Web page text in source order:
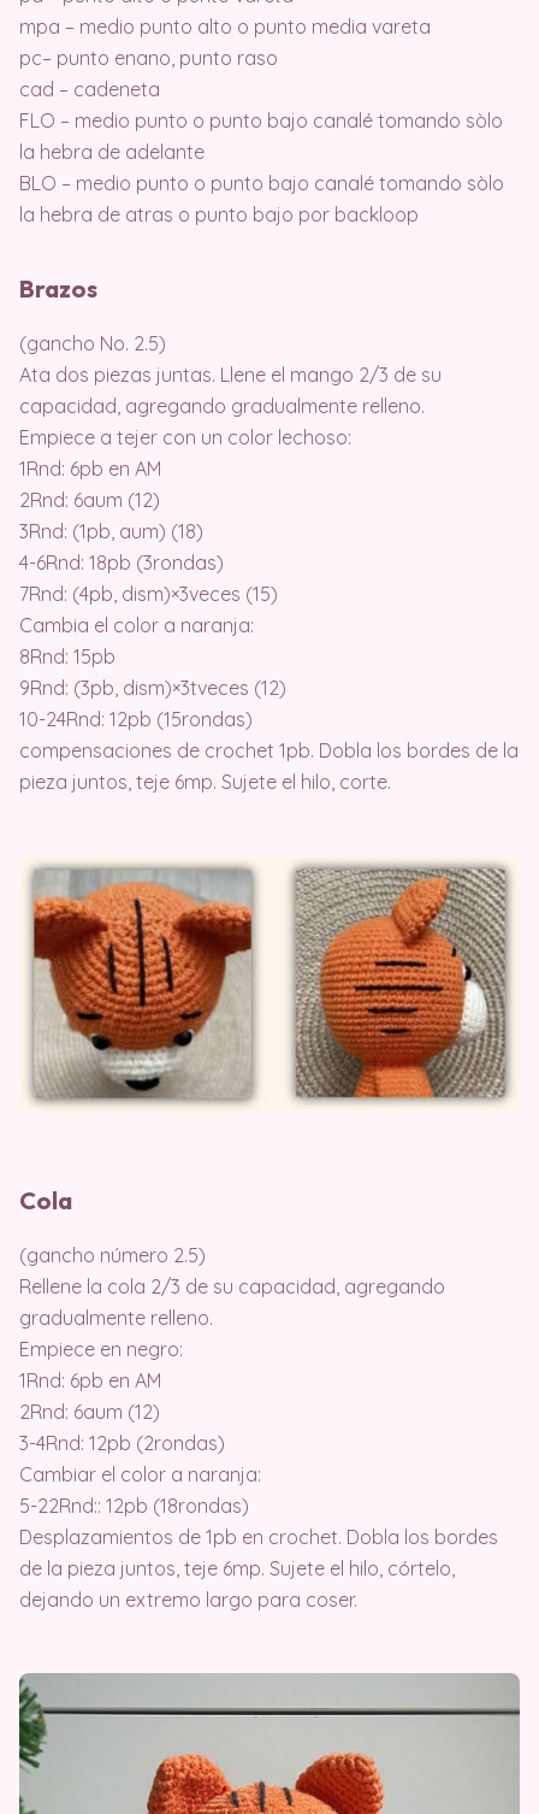
mpa – medio punto alto o punto media vareta
pc– punto enano, punto raso
cad – cadeneta
FLO – medio punto o punto bajo canalé tomando sòlo
la hebra de adelante
BLO – medio punto o punto bajo canalé tomando sòlo
la hebra de atras o punto bajo por backloop
Brazos
(gancho No. 2.5)
Ata dos piezas juntas. Llene el mango 2/3 de su
capacidad, agregando gradualmente relleno.
Empiece a tejer con un color lechoso:
1Rnd: 6pb en AM
2Rnd: 6aum (12)
3Rnd: (1pb, aum) (18)
4-6Rnd: 18pb (3rondas)
7Rnd: (4pb, dism)×3veces (15)
Cambia el color a naranja:
8Rnd: 15pb
9Rnd: (3pb, dism)×3tveces (12)
10-24Rnd: 12pb (15rondas)
compensaciones de crochet 1pb. Dobla los bordes de la
pieza juntos, teje 6mp. Sujete el hilo, corte.
Cola
(gancho número 2.5)
Rellene la cola 2/3 de su capacidad, agregando
gradualmente relleno.
Empiece en negro:
1Rnd: 6pb en AM
2Rnd: 6aum (12)
3-4Rnd: 12pb (2rondas)
Cambiar el color a naranja:
5-22Rnd:: 12pb (18rondas)
Desplazamientos de 1pb en crochet. Dobla los bordes
de la pieza juntos, teje 6mp. Sujete el hilo, córtelo,
dejando un extremo largo para coser.